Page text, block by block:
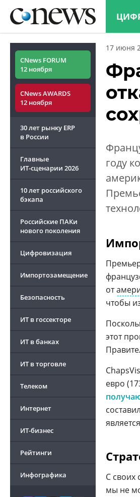
CNews FORUM
12 ноября
CNews AWARDS
12 ноября
30 лет рынку ERP
в России
Главные
ИТ-сценарии 2026
10 лет российского
бэкапа
Российские ПАКи
нового поколения
Цифровизация
Импортозамещение
Безопасность
ИТ в госсекторе
ИТ в банках
ИТ в торговле
Телеком
Интернет
ИТ-бизнес
Рейтинги
Инфографика
17 июня
году
от
чтобы
этот
евро
С своих
мы не